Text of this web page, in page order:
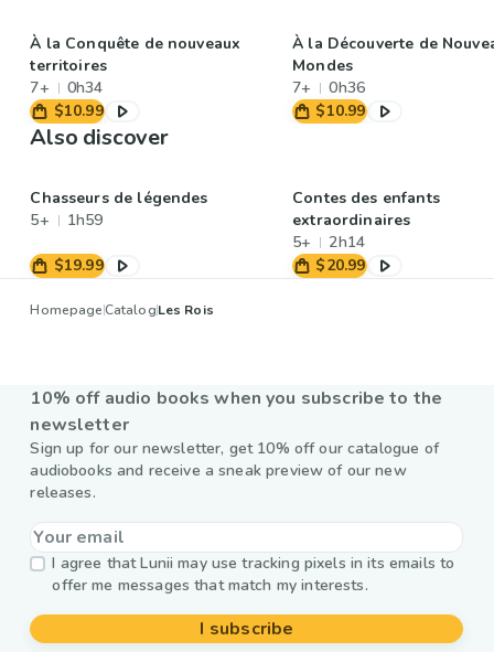
À la Conquête de nouveaux
territoires
7+
0h34
$10.99
À la Découverte de
Mondes
7+
0h36
$10.99
Also discover
Chasseurs de légendes
5+
1h59
$19.99
Contes des enfants
extraordinaires
5+
2h14
$20.99
HomepageCatalogLes Rois
10% off audio books when you subscribe to the
newsletter
Sign up for our newsletter, get 10% off our catalogue of
audiobooks and receive a sneak preview of our new
releases.
I agree that Lunii may use tracking pixels in its emails to
offer me messages that match my interests.
I subscribe